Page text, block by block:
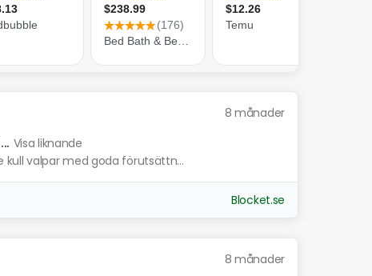
8 månader
Visa liknande
valpar med goda förutsättn...
Blocket.se
8 månader